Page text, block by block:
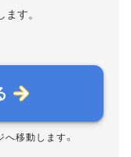
す。
移動します。